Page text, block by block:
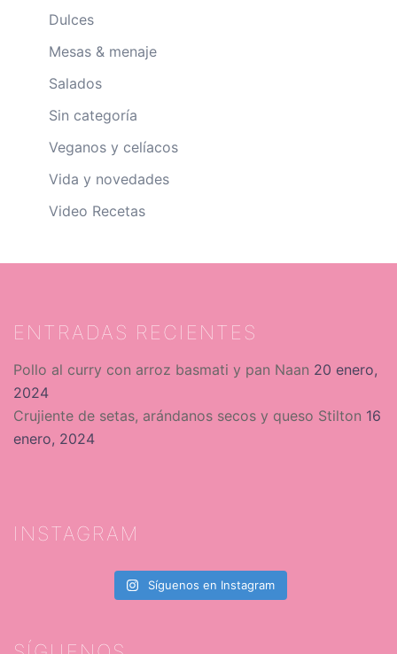
Dulces
Mesas & menaje
Salados
Sin categoría
Veganos y celíacos
Vida y novedades
Video Recetas
ENTRADAS RECIENTES
Pollo al curry con arroz basmati y pan Naan 20 enero,
2024
Crujiente de setas, arándanos secos y queso Stilton 16
enero, 2024
INSTAGRAM
Síguenos en Instagram